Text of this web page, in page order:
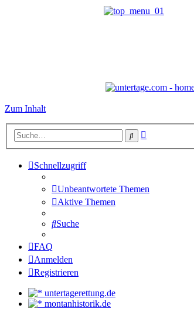
Zum Inhalt
Suche
Schnellzugriff
Unbeantwortete Themen
Aktive Themen
Suche
FAQ
Anmelden
Registrieren
untertagerettung.de
montanhistorik.de